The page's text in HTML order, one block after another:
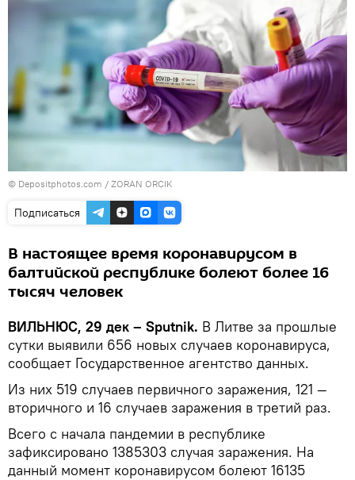
© Depositphotos.com / ZORAN ORCIK
Подписаться
В настоящее время коронавирусом в
балтийской республике болеют более 16
тысяч человек
ВИЛЬНЮС, 29 дек – Sputnik. В Литве за прошлые
сутки выявили 656 новых случаев коронавируса,
сообщает Государственное агентство данных.
Из них 519 случаев первичного заражения, 121 —
вторичного и 16 случаев заражения в третий раз.
Всего с начала пандемии в республике
зафиксировано 1385303 случая заражения. На
данный момент коронавирусом болеют 16135